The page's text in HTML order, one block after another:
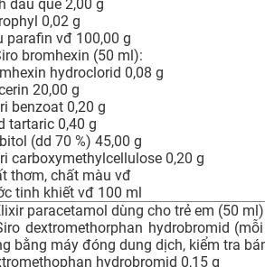
dầu quế 2,00 g
0,02 g
parafin vđ 100,00 g
bromhexin (50 ml):
hydroclorid 0,08 g
20,00 g
benzoat 0,20 g
tartaric 0,40 g
(dd 70 %) 45,00 g
carboxymethylcellulose 0,20 g
thơm, chất màu vđ
tinh khiết vđ 100 ml
paracetamol dùng cho trẻ em (50 ml)
dextromethorphan hydrobromid
bằng máy đóng dung dịch, kiểm tra
hydrobromid 0,15 g